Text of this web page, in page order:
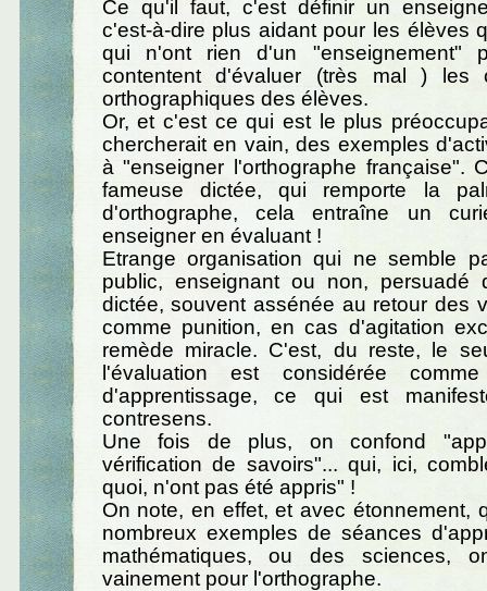
Ce qu'il faut, c'est définir un
c'est-à-dire plus aidant pour les élèves
qui n'ont rien d'un "enseignement"
contentent d'évaluer (très mal ) les
orthographiques des élèves.
Or, et c'est ce qui est le plus
chercherait en vain, des exemples
à "enseigner l'orthographe française".
fameuse dictée, qui remporte la
d'orthographe, cela entraîne un
enseigner en évaluant !
Etrange organisation qui ne semble
public, enseignant ou non, persuadé
dictée, souvent assénée au retour des
comme punition, en cas d'agitation
remède miracle. C'est, du reste, le
l'évaluation est considérée
d'apprentissage, ce qui est
contresens.
Une fois de plus, on confond
vérification de savoirs"... qui, ici,
quoi, n'ont pas été appris" !
On note, en effet, et avec étonnement,
nombreux exemples de séances
mathématiques, ou des sciences,
vainement pour l'orthographe.